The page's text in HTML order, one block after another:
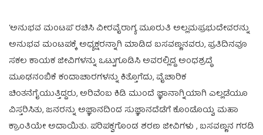
‘ಅನುಭವ ಮಂಟಪ’ ರಚಿಸಿ ವೀರವೈರಾಗ್ಯ ಮೂರುತಿ ಅಲ್ಲಮಪ್ರಭುದೇವರನ್ನು
ಅನುಭವ ಮಂಟಪಕ್ಕೆ ಅಧ್ಯಕ್ಷರನ್ನಾಗಿ ಮಾಡಿದ ಬಸವಣ್ಣನವರು, ಪ್ರತಿದಿನವೂ
ಸಕಲ ಕಾಯಕ ಜೀವಿಗಳನ್ನು ಒಟ್ಟುಗೂಡಿಸಿ ಅವರಲ್ಲಿದ್ದ ಅಂಧಶ್ರದ್ಧೆ
ಮೂಢನಂಬಿಕೆ ಕಂದಾಚಾರಗಳನ್ನು ಕಿತ್ತೊಗೆದು, ವೈಚಾರಿಕ
ಚಿಂತನೆಗೈಯುತ್ತಿದ್ದರು, ಅರಿವೆಂಬ ಕಿಡಿ ಮುಂದೆ ಜ್ಞಾನಾಗ್ನಿಯಾಗಿ ಎಲ್ಲಡೆಯೂ
ವಿಸ್ತರಿಸಿತು, ಜನರನ್ನು ಅಜ್ಞಾನದಿಂದ ಸುಜ್ಞಾನದೆಡೆಗೆ ಕೊಂಡೊಯ್ವ ಮಹಾ
ಕ್ರಾಂತಿಯೇ ಅದಾಯಿತು. ಪರಿಪಕ್ವಗೊಂಡ ಶರಣ ಜೀವಿಗಳು , ಬಸವಣ್ಣನ ಗರಡಿ